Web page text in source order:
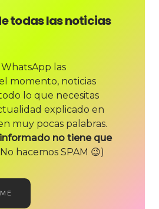
todas las noticias
las
momento, noticias
lo que necesitas
explicado en
muy pocas palabras.
no tiene que
hacemos SPAM 😉)